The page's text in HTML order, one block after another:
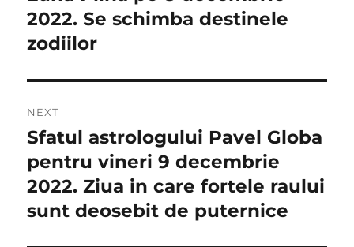
articole
post:
2022. Se schimba destinele
zodiilor
NEXT
Next
post:
Sfatul astrologului Pavel Globa
pentru vineri 9 decembrie
2022. Ziua in care fortele raului
sunt deosebit de puternice